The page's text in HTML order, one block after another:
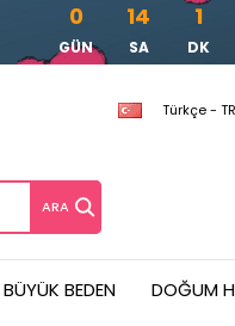
0
GÜN
14
SA
1
DK
Türkçe -
BÜYÜK BEDEN DOĞUM